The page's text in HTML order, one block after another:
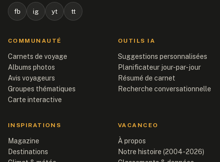
fb ig yt tt
COMMUNAUTÉ
Carnets de voyage
Albums photos
Avis voyageurs
Groupes thématiques
Carte interactive
OUTILS IA
Suggestions personnalisées
Planificateur jour-par-jour
Résumé de carnet
Recherche conversationnelle
INSPIRATIONS
Magazine
Destinations
VACANCEO
À propos
Notre histoire (2004-2026)